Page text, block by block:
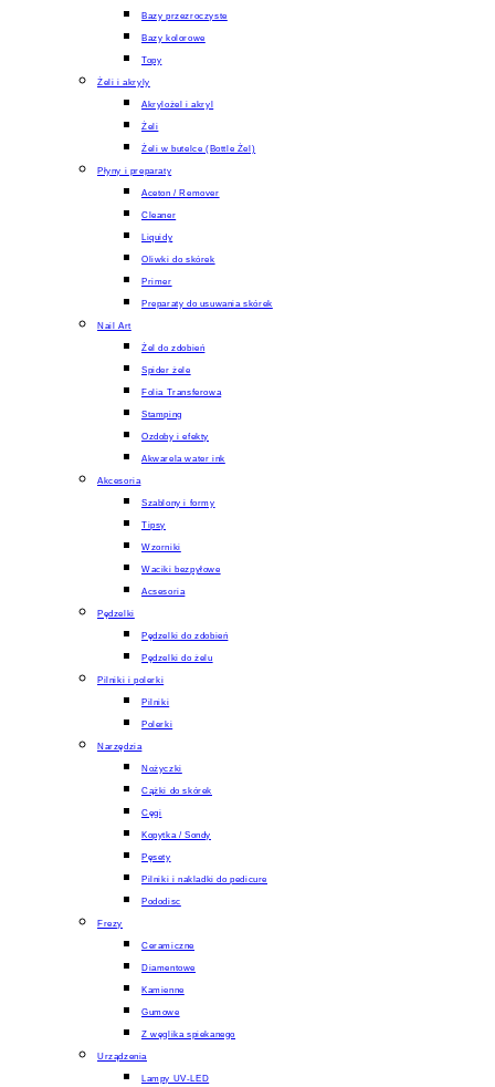
Bazy przezroczyste
Bazy kolorowe
Topy
Żeli i akryly
Akrylożel i akryl
Żeli
Żeli w butelce (Bottle Żel)
Płyny i preparaty
Aceton / Remover
Cleaner
Liquidy
Oliwki do skórek
Primer
Preparaty do usuwania skórek
Nail Art
Żel do zdobień
Spider żele
Folia Transferowa
Stamping
Ozdoby i efekty
Akwarela water ink
Akcesoria
Szablony i formy
Tipsy
Wzorniki
Waciki bezpyłowe
Acsesoria
Pędzelki
Pędzelki do zdobień
Pędzelki do żelu
Pilniki i polerki
Pilniki
Polerki
Narzędzia
Nożyczki
Cążki do skórek
Cęgi
Kopytka / Sondy
Pęsety
Pilniki i nakladki do pedicure
Pododisc
Frezy
Ceramiczne
Diamentowe
Kamienne
Gumowe
Z węglika spiekanego
Urządzenia
Lampy UV-LED